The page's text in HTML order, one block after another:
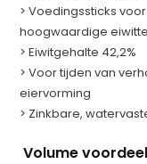
> Voedingssticks
hoogwaardige
> Eiwitgehalte 42,2%
> Voor tijden van
eiervorming
> Zinkbare,
Volume voordeel